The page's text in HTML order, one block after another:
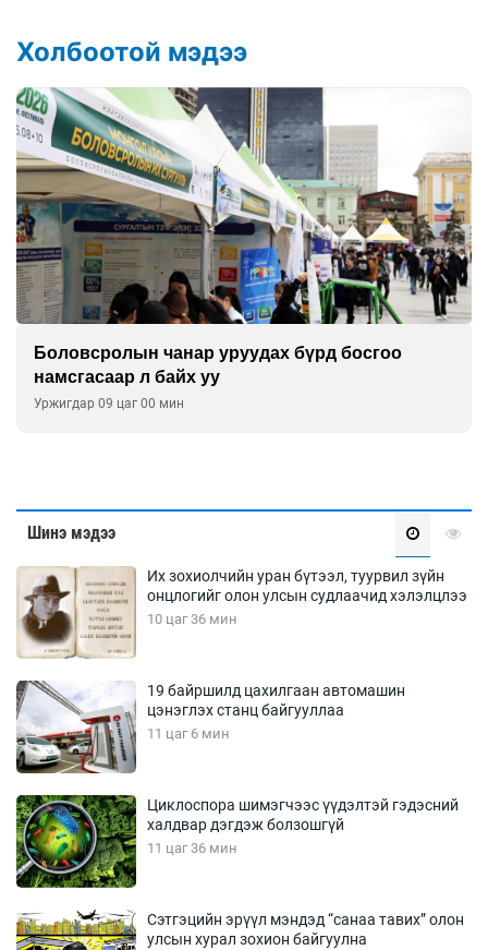
Холбоотой мэдээ
Дуу чимээний бохирдолд дарлуулсаар дуусах
нь
2026-08-05
Шинэ мэдээ
Их зохиолчийн уран бүтээл, туурвил зүйн
онцлогийг олон улсын судлаачид хэлэлцлээ
10 цаг 36 мин
19 байршилд цахилгаан автомашин
цэнэглэх станц байгууллаа
11 цаг 6 мин
Циклоспора шимэгчээс үүдэлтэй гэдэсний
халдвар дэгдэж болзошгүй
11 цаг 36 мин
Сэтгэцийн эрүүл мэндэд “санаа тавих” олон
улсын хурал зохион байгуулна